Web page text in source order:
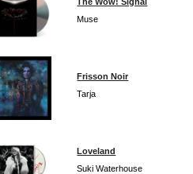
Muse
Frisson Noir
Tarja
Loveland
Suki Waterhouse